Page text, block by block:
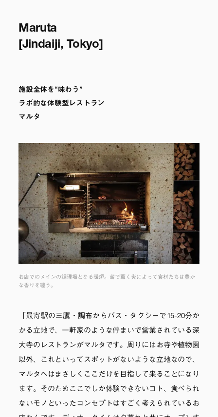
Maruta
[Jindaiji, Tokyo]
施設全体を“味わう”
ラボ的な体験型レストラン
マルタ
お店でのメインの調理場となる暖炉。薪で薫く炎によって食材たちは豊か
な香りを纏う。
「最寄駅の三鷹・調布からバス・タクシーで15-20分か
かる立地で、一軒家のような佇まいで営業されている深
大寺のレストランがマルタです。周りにはお寺や植物園
以外、これといってスポットがないような立地なので、
マルタへはまさしくここだけを目指して来ることになり
ます。そのためここでしか体験できないコト、食べられ
ないモノといったコンセプトはすごく考えられているお